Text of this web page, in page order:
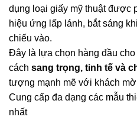
dụng loại giấy mỹ thuật được
hiệu ứng lấp lánh, bắt sáng
chiếu vào.
Đây là lựa chọn hàng đầu
cách sang trọng, tinh tế và
tượng mạnh mẽ với khách
Cung cấp đa dạng các mẫu
nhất